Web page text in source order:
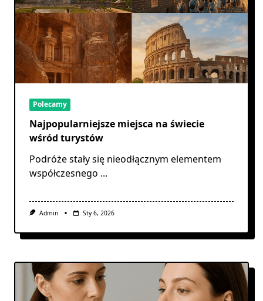
Polecamy
Najpopularniejsze miejsca na świecie
wśród turystów
Podróże stały się nieodłącznym elementem
współczesnego ...
Admin Sty 6, 2026